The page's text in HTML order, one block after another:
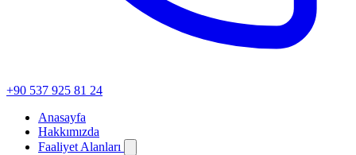
+90 537 925 81 24
Anasayfa
Hakkımızda
Faaliyet Alanları